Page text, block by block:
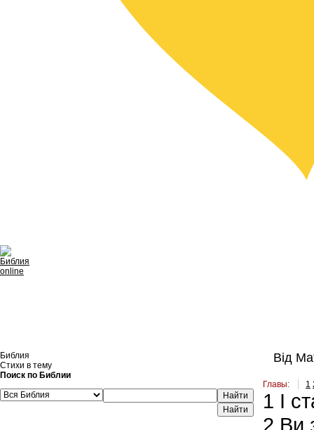
Библия
Стихи в тему
Поиск по Библии
Найти
Від
Главы: 1
1 І
2 Ви